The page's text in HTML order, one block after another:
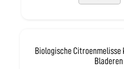
Biologische Citroenmelisse
Bladeren